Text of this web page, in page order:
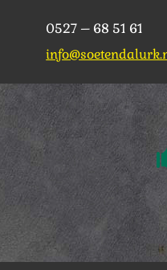
0527 – 68 51 61